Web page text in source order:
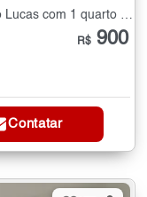
R$ 900
Contatar